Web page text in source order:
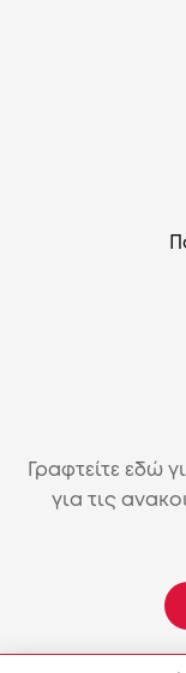
Γραφτείτε εδώ
για τις